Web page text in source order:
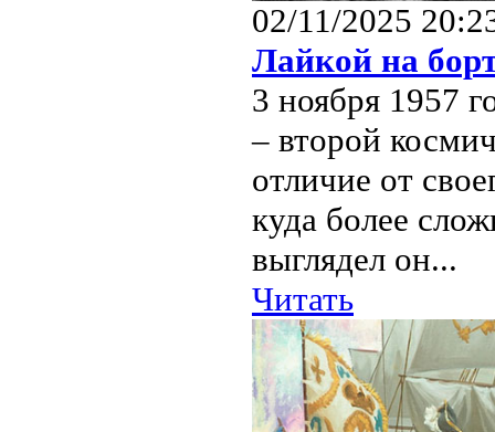
02/11/2025
Лайкой на
3 ноября 1957
– второй
отличие от
куда более
выглядел он...
Читать